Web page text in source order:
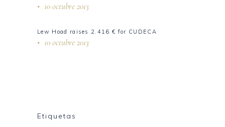
10 octubre 2013
Lew Hoad raises 2.416 € for CUDECA
10 octubre 2013
Etiquetas